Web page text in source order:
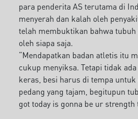
para penderita AS terutama di
menyerah dan kalah oleh
telah membuktikan bahwa
oleh siapa saja.
“Mendapatkan badan atletis itu
cukup menyiksa. Tetapi tidak
keras, besi harus di tempa untuk
pedang yang tajam, begitupun
got today is gonna be ur strength